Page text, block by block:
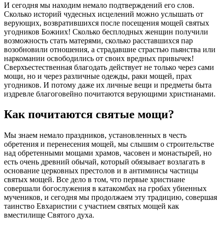
И сегодня мы находим немало подтверждений его слов.
Сколько историй чудесных исцелений можно услышать от
верующих, возвратившихся после посещения мощей святых
угодников Божиих! Сколько бесплодных женщин получили
возможность стать матерями, сколько расставшихся пар
возобновили отношения, а страдавшие страстью пьянства или
наркомании освободились от своих вредных привычек!
Сверхъестественная благодать действует не только через сами
мощи, но и через различные одежды, раки мощей, прах
угодников. И потому даже их личные вещи и предметы быта
издревле благоговейно почитаются верующими христианами.
Как почитаются святые мощи?
Мы знаем немало праздников, установленных в честь
обретения и перенесения мощей, мы слышим о строительстве
над обретенными мощами храмов, часовен и монастырей, но
есть очень древний обычай, который обязывает возлагать в
основание церковных престолов и в антиминсы частицы
святых мощей. Все дело в том, что первые христиане
совершали богослужения в катакомбах на гробах убиенных
мучеников, и сегодня мы продолжаем эту традицию, совершая
таинство Евхаристии с участием святых мощей как
вместилище Святого духа.